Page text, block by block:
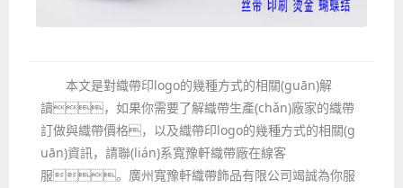
本文是對織帶印logo的幾種方式的相關(guān)解
讀，如果你需要了解織帶生產(chǎn)廠家的織帶
訂做與織帶價格，以及織帶印logo的幾種方式的相關(g
uān)資訊，請聯(lián)系寬豫軒織帶廠在線客
服。廣州寬豫軒織帶飾品有限公司竭誠為你服